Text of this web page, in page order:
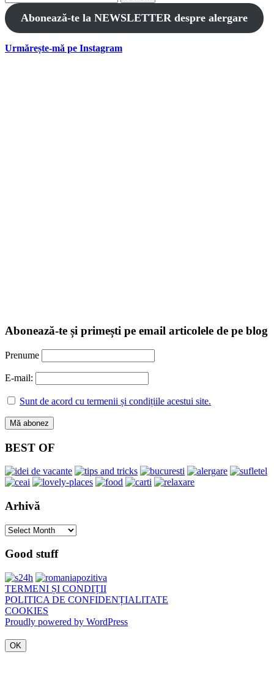
for:
Abonează-te la NEWSLETTER despre alergare
Urmărește-mă pe Instagram
Abonează-te și primești pe email articolele de pe blog
Prenume
E-mail:
Sunt de acord cu termenii și condițiile acestui site.
BEST OF
Arhivă
Arhivă
Good stuff
TERMENI ȘI CONDIȚII
POLITICA DE CONFIDENȚIALITATE
COOKIES
Proudly powered by WordPress
OK